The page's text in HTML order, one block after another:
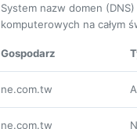
System nazw domen
komputerowych na całym
Gospodarz
ne.com.tw A
ne.com.tw